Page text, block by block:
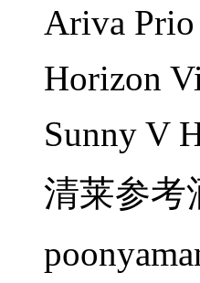
Ariva Prio
Horizon
Sunny V
清莱参考